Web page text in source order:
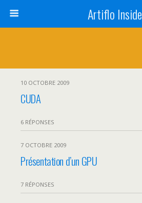
Artiflo Inside
10 OCTOBRE 2009
CUDA
6 RÉPONSES
7 OCTOBRE 2009
Présentation d’un GPU
7 RÉPONSES